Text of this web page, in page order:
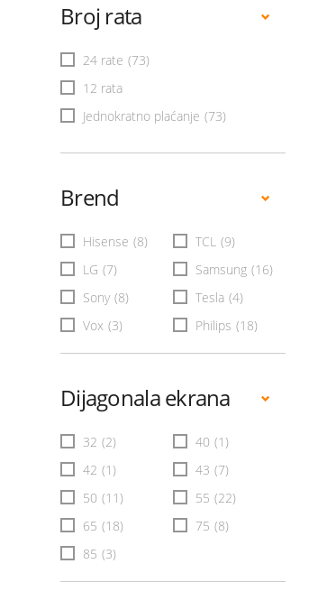
Broj rata
24 rate (73)
12 rata
Jednokratno plaćanje (73)
Brend
Hisense (8) TCL (9)
LG (7) Samsung (16)
Sony (8) Tesla (4)
Vox (3) Philips (18)
Dijagonala ekrana
32 (2) 40 (1)
42 (1) 43 (7)
50 (11) 55 (22)
65 (18) 75 (8)
85 (3)